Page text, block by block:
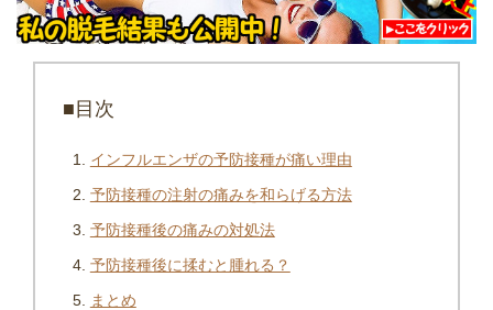
■目次
インフルエンザの予防接種が痛い理由
予防接種の注射の痛みを和らげる方法
予防接種後の痛みの対処法
予防接種後に揉むと腫れる？
まとめ